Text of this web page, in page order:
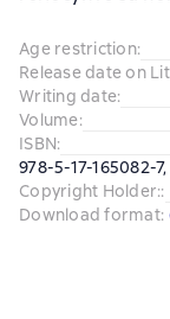
Age restriction:
Release date on
Writing date:
Volume:
ISBN:
978-5-17-165082-
Copyright Holder::
Download format: